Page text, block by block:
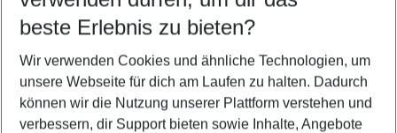
5-8 Nächte
2 Erwachsene Keine Kinder
Mehr Filter anzeigen
beste Erlebnis zu bieten?
Wir verwenden Cookies und ähnliche Technologien, um
unsere Webseite für dich am Laufen zu halten. Dadurch
können wir die Nutzung unserer Plattform verstehen und
verbessern, dir Support bieten sowie Inhalte, Angebote